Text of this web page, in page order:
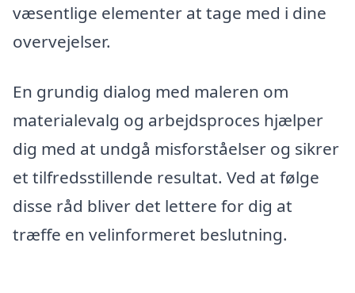
væsentlige elementer at tage med i dine
overvejelser.
En grundig dialog med maleren om
materialevalg og arbejdsproces hjælper
dig med at undgå misforståelser og sikrer
et tilfredsstillende resultat. Ved at følge
disse råd bliver det lettere for dig at
træffe en velinformeret beslutning.